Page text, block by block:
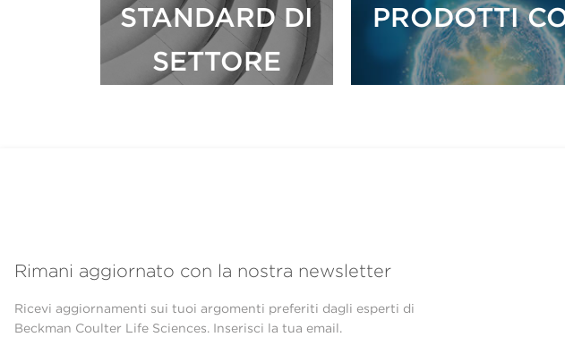
STANDARD DI
SETTORE
PRODOTTI
Rimani aggiornato con la nostra newsletter
Ricevi aggiornamenti sui tuoi argomenti preferiti dagli esperti di
Beckman Coulter Life Sciences. Inserisci la tua email.